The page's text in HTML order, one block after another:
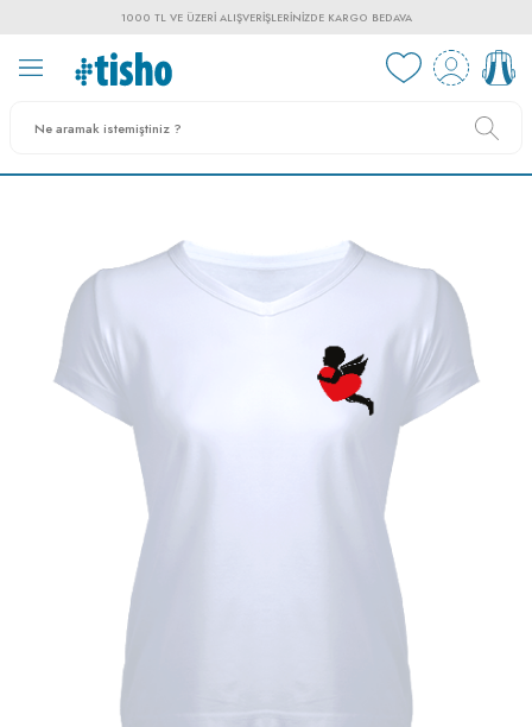
1000 TL VE ÜZERI ALIŞVERIŞLERINIZDE KARGO BEDAVA